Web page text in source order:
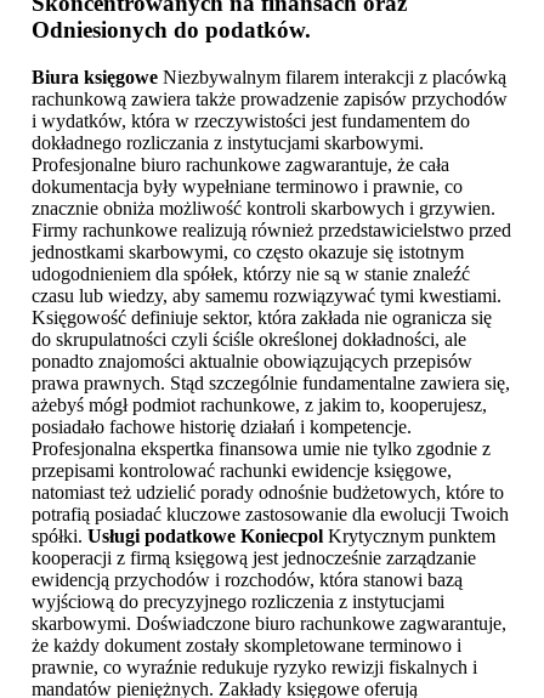
Odniesionych do podatków.
Biura księgowe Niezbywalnym filarem interakcji z placówką
rachunkową zawiera także prowadzenie zapisów przychodów
i wydatków, która w rzeczywistości jest fundamentem do
dokładnego rozliczania z instytucjami skarbowymi.
Profesjonalne biuro rachunkowe zagwarantuje, że cała
dokumentacja były wypełniane terminowo i prawnie, co
znacznie obniża możliwość kontroli skarbowych i grzywien.
Firmy rachunkowe realizują również przedstawicielstwo przed
jednostkami skarbowymi, co często okazuje się istotnym
udogodnieniem dla spółek, którzy nie są w stanie znaleźć
czasu lub wiedzy, aby samemu rozwiązywać tymi kwestiami.
Księgowość definiuje sektor, która zakłada nie ogranicza się
do skrupulatności czyli ściśle określonej dokładności, ale
ponadto znajomości aktualnie obowiązujących przepisów
prawa prawnych. Stąd szczególnie fundamentalne zawiera się,
ażebyś mógł podmiot rachunkowe, z jakim to, kooperujesz,
posiadało fachowe historię działań i kompetencje.
Profesjonalna ekspertka finansowa umie nie tylko zgodnie z
przepisami kontrolować rachunki ewidencje księgowe,
natomiast też udzielić porady odnośnie budżetowych, które to
potrafią posiadać kluczowe zastosowanie dla ewolucji Twoich
spółki. Usługi podatkowe Koniecpol Krytycznym punktem
kooperacji z firmą księgową jest jednocześnie zarządzanie
ewidencją przychodów i rozchodów, która stanowi bazą
wyjściową do precyzyjnego rozliczenia z instytucjami
skarbowymi. Doświadczone biuro rachunkowe zagwarantuje,
że każdy dokument zostały skompletowane terminowo i
prawnie, co wyraźnie redukuje ryzyko rewizji fiskalnych i
mandatów pieniężnych. Zakłady księgowe oferują